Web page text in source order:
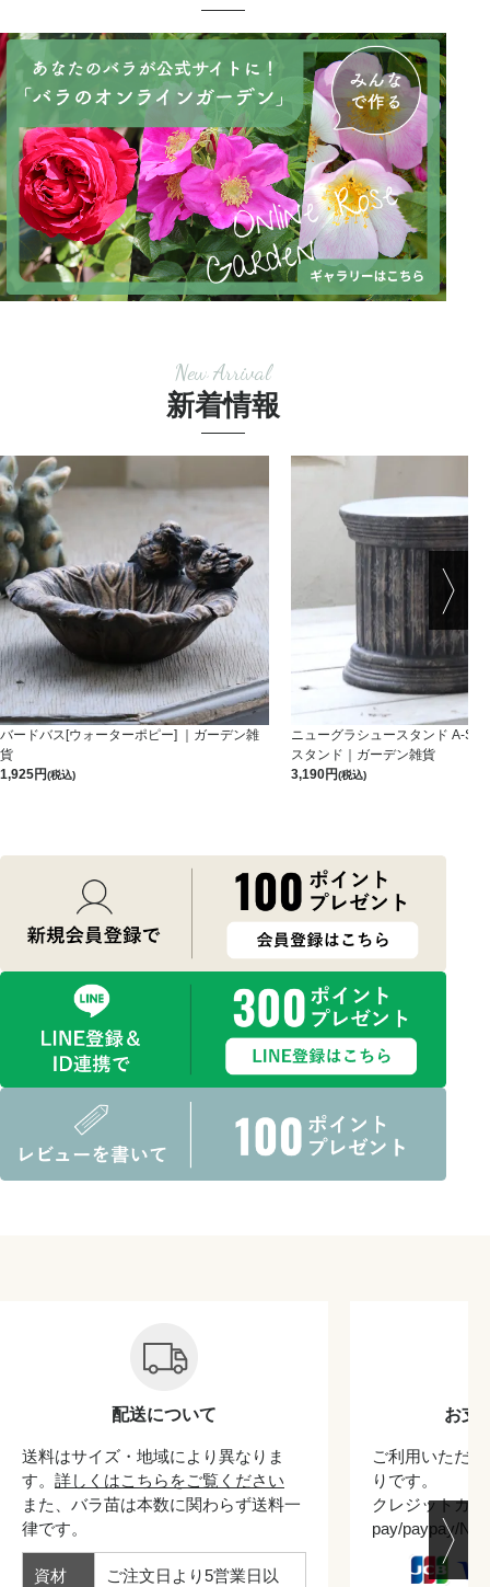
New Arrival
新着情報
バードバス[ウォーターポピー] ｜ガーデン雑
貨
1,925
(税込)
ニューグラシュースタンド A-S-
スタンド｜ガーデン雑貨
3,190
(税込)
配送について
送料はサイズ・地域により異なりま
す。 詳しくはこちらをご覧ください
また、バラ苗は本数に関わらず送料一
律です。
資材
ご注文日より5営業日以
お支
ご利用いただ
りです。
クレジットカ
pay/paypay/